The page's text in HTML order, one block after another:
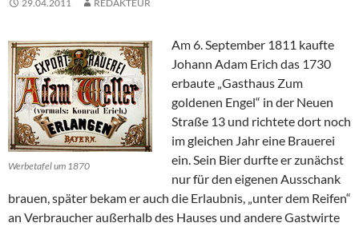
29.04.2011 REDAKTEUR
Werbetafel um 1870
Am 6. September 1811 kaufte
Johann Adam Erich das 1730
erbaute „Gasthaus Zum
goldenen Engel“ in der Neuen
Straße 13 und richtete dort noch
im gleichen Jahr eine Brauerei
ein. Sein Bier durfte er zunächst
nur für den eigenen Ausschank
brauen, später bekam er auch die Erlaubnis, „unter dem Reifen“
an Verbraucher außerhalb des Hauses und andere Gastwirte